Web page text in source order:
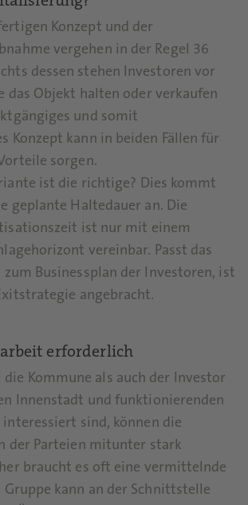
Konzept und der
vergehen in der Regel 36
dessen stehen Investoren vor
das Objekt halten oder verkaufen
und somit
Konzept kann in beiden Fällen für
sorgen.
ist die richtige? Dies kommt
geplante Haltedauer an. Die
ist nur mit einem
vereinbar. Passt das
Businessplan der Investoren, ist
angebracht.
erforderlich
Kommune als auch der Investor
Innenstadt und funktionierenden
interessiert sind, können die
der Parteien mitunter stark
braucht es oft eine vermittelnde
Gruppe kann an der Schnittstelle